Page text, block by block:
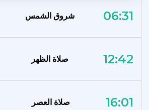
شروق الشمس 06:31
صلاة الظهر 12:42
صلاة العصر 16:01